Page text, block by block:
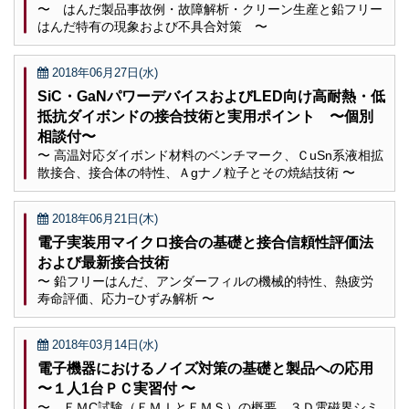
〜 はんだ製品事故例・故障解析・クリーン生産と鉛フリー
はんだ特有の現象および不具合対策 〜
2018年06月27日(水)
SiC・GaNパワーデバイスおよびLED向け高耐熱・低
抵抗ダイボンドの接合技術と実用ポイント 〜個別
相談付〜
〜 高温対応ダイボンド材料のベンチマーク、ＣuSn系液相拡
散接合、接合体の特性、Ａgナノ粒子とその焼結技術 〜
2018年06月21日(木)
電子実装用マイクロ接合の基礎と接合信頼性評価法
および最新接合技術
〜 鉛フリーはんだ、アンダーフィルの機械的特性、熱疲労
寿命評価、応力−ひずみ解析 〜
2018年03月14日(水)
電子機器におけるノイズ対策の基礎と製品への応用
〜１人1台ＰＣ実習付 〜